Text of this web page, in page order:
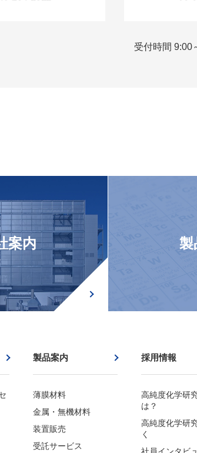
受付時間 9:00
案内 製
製品案内
薄膜材料
金属・無機材料
装置販売
受託サービス
採用情報
高純度化学研
は？
高純度化学研
く